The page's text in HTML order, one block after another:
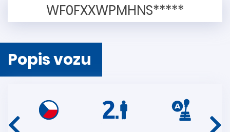
WF0FXXWPMHNS*****
Popis vozu